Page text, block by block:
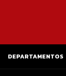
DEPARTAMENTOS